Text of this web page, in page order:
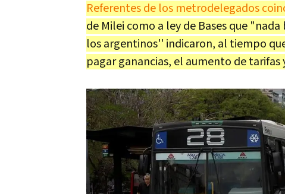
Referentes de los metrodelegados
de Milei como a ley de Bases que
los argentinos'' indicaron, al tiempo
pagar ganancias, el aumento de